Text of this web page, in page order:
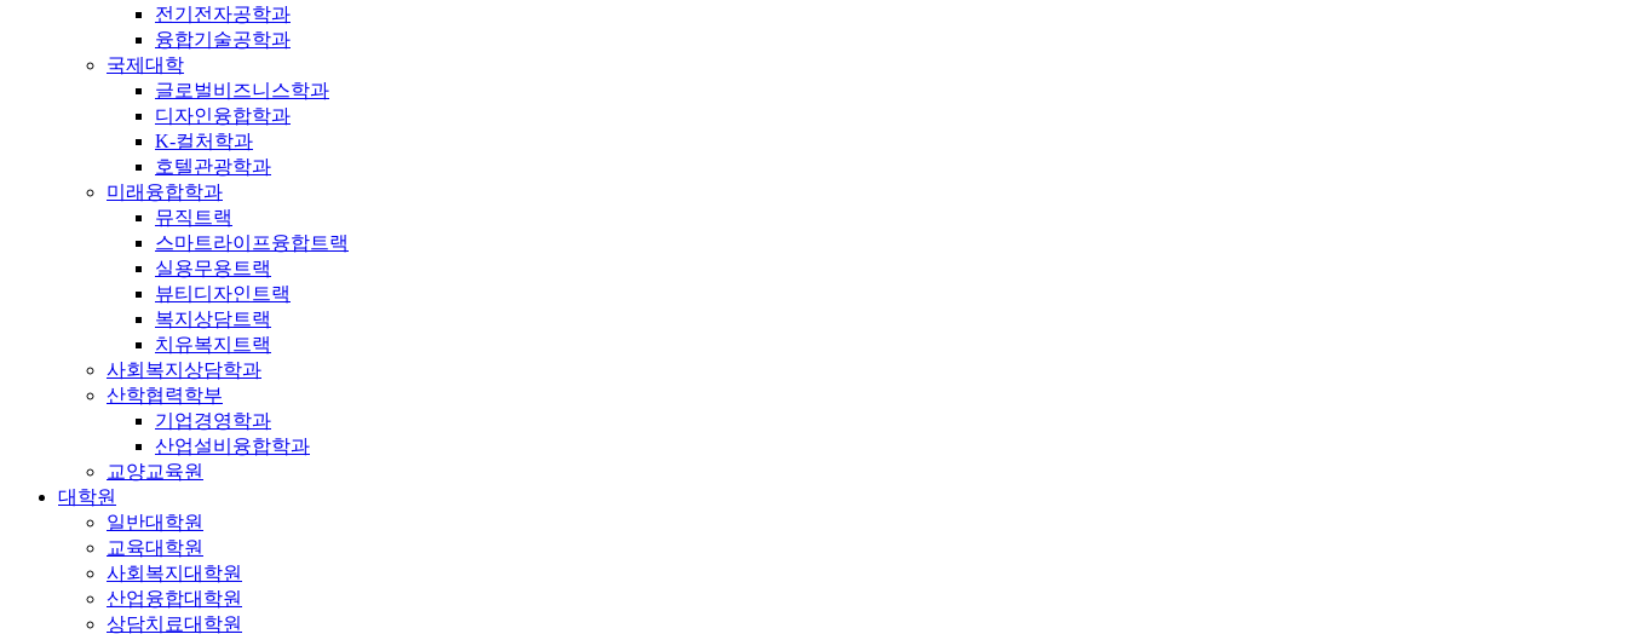
전기전자공학과
융합기술공학과
국제대학
글로벌비즈니스학과
디자인융합학과
K-컬처학과
호텔관광학과
미래융합학과
뮤직트랙
스마트라이프융합트랙
실용무용트랙
뷰티디자인트랙
복지상담트랙
치유복지트랙
사회복지상담학과
산학협력학부
기업경영학과
산업설비융합학과
교양교육원
대학원
일반대학원
교육대학원
사회복지대학원
산업융합대학원
상담치료대학원